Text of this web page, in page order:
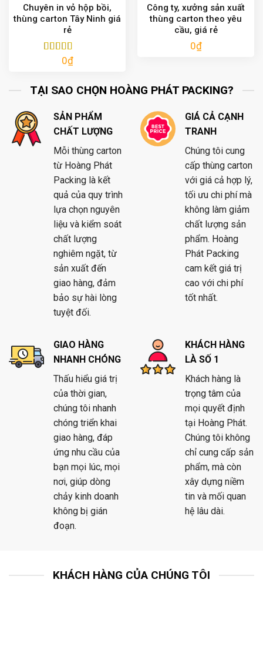
Chuyên in vỏ hộp bồi,
thùng carton Tây Ninh giá
rẻ
Được xếp
0₫
Công ty, xưởng sản xuất
thùng carton theo yêu
cầu, giá rẻ
0₫
TẠI SAO CHỌN HOÀNG PHÁT PACKING?
SẢN PHẨM
CHẤT LƯỢNG
Mỗi thùng carton
từ Hoàng Phát
Packing là kết
quả của quy trình
lựa chọn nguyên
liệu và kiểm soát
chất lượng
nghiêm ngặt, từ
sản xuất đến
giao hàng, đảm
bảo sự hài lòng
tuyệt đối.
GIÁ CẢ CẠNH
TRANH
Chúng tôi cung
cấp thùng carton
với giá cả hợp lý,
tối ưu chi phí mà
không làm giảm
chất lượng sản
phẩm. Hoàng
Phát Packing
cam kết giá trị
cao với chi phí
tốt nhất.
GIAO HÀNG
NHANH CHÓNG
Thấu hiểu giá trị
của thời gian,
chúng tôi nhanh
chóng triển khai
giao hàng, đáp
ứng nhu cầu của
bạn mọi lúc, mọi
nơi, giúp dòng
chảy kinh doanh
không bị gián
đoạn.
KHÁCH HÀNG
LÀ SỐ 1
Khách hàng là
trọng tâm của
mọi quyết định
tại Hoàng Phát.
Chúng tôi không
chỉ cung cấp sản
phẩm, mà còn
xây dựng niềm
tin và mối quan
hệ lâu dài.
KHÁCH HÀNG CỦA CHÚNG TÔI